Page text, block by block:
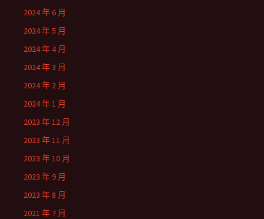
2024 年 6 月
2024 年 5 月
2024 年 4 月
2024 年 3 月
2024 年 2 月
2024 年 1 月
2023 年 12 月
2023 年 11 月
2023 年 10 月
2023 年 9 月
2023 年 8 月
2021 年 7 月